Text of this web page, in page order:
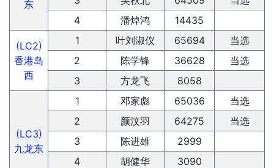
东
4
潘焯鸿 14435
(LC2)
香港岛
西
1 叶刘淑仪 65694
当选
2
陈学锋 36628
当选
3
方龙飞 8058
(LC3)
九龙东
1 邓家彪 65036
当选
2
颜汶羽 64275
当选
3
陈进雄
2999
4
胡健华
3090